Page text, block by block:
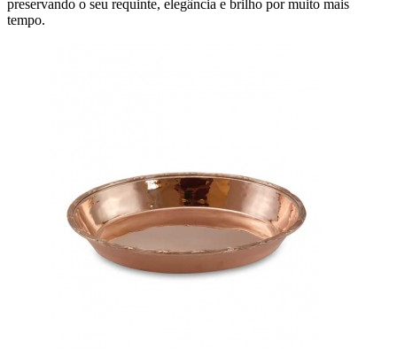
preservando o seu requinte, elegância e brilho por muito mais
tempo.